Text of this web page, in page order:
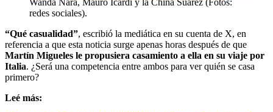
redes sociales).
“Qué casualidad”, escribió la mediática en su cuenta de X, en
referencia a que esta noticia surge apenas horas después de que
Martín Migueles le propusiera casamiento a ella en su viaje por
Italia. ¿Será una competencia entre ambos para ver quién se casa
primero?
Leé más: